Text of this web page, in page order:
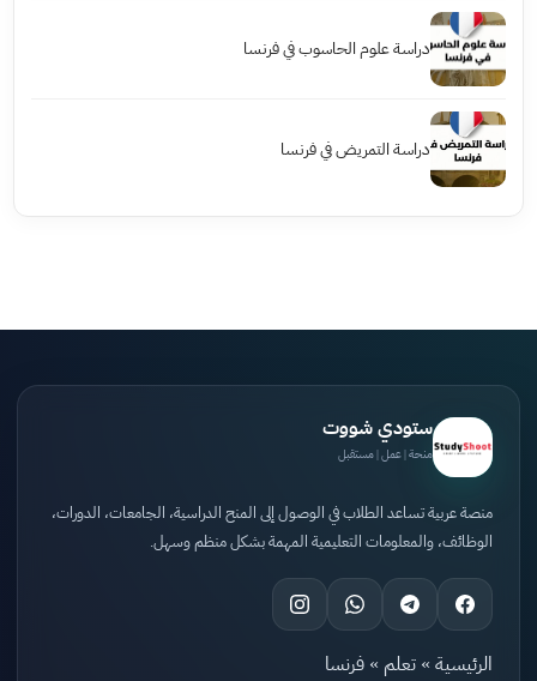
دراسة علوم الحاسوب في فرنسا
دراسة التمريض في فرنسا
ستودي شووت
منحة | عمل | مستقبل
منصة عربية تساعد الطلاب في الوصول إلى المنح الدراسية، الجامعات، الدورات،
الوظائف، والمعلومات التعليمية المهمة بشكل منظم وسهل.
الرئيسية » تعلم » فرنسا